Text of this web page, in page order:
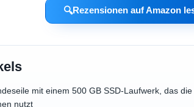
🔍Rezensionen auf Amazon
mit einem 500 GB SSD-Laufwerk, das
nutzt